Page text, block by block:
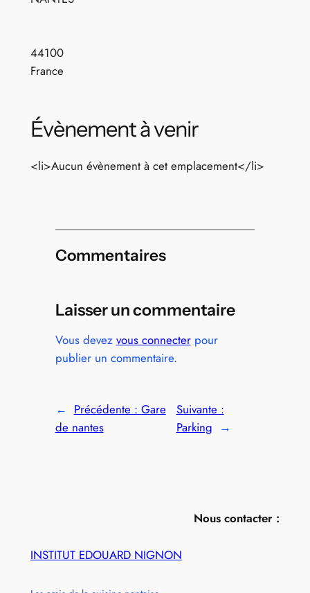
44100
France
Évènement à venir
<li>Aucun évènement à cet emplacement</li>
Commentaires
Laisser un commentaire
Vous devez vous connecterpour
publier un commentaire.
← Précédente : Gare
de nantes
Suivante :
Parking →
Nous contacter :
INSTITUT EDOUARD NIGNON